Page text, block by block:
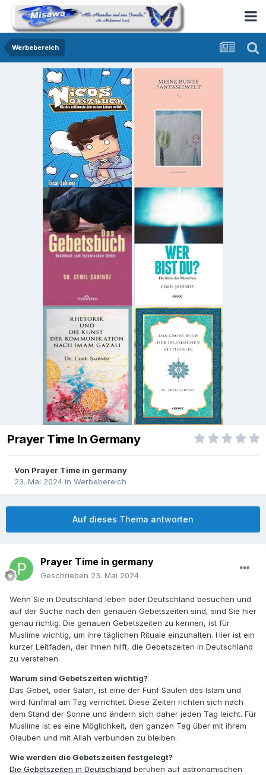
Werbebereich
Prayer Time In Germany
Von Prayer Time in germany
23. Mai 2024 in Werbebereich
Auf dieses Thema antworten
Prayer Time in germany
Geschrieben 23. Mai 2024
Wenn Sie in Deutschland leben oder Deutschland besuchen und
auf der Suche nach den genauen Gebetszeiten sind, sind Sie hier
genau richtig. Die genauen Gebetszeiten zu kennen, ist für
Muslime wichtig, um ihre täglichen Rituale einzuhalten. Hier ist ein
kurzer Leitfaden, der Ihnen hilft, die Gebetszeiten in Deutschland
zu verstehen.
Warum sind Gebetszeiten wichtig?
Das Gebet, oder Salah, ist eine der Fünf Säulen des Islam und
wird fünfmal am Tag verrichtet. Diese Zeiten richten sich nach
dem Stand der Sonne und ändern sich daher jeden Tag leicht. Für
Muslime ist es eine Möglichkeit, den ganzen Tag über mit ihrem
Glauben und mit Allah verbunden zu bleiben.
Wie werden die Gebetszeiten festgelegt?
Die Gebetszeiten in Deutschland beruhen auf astronomischen